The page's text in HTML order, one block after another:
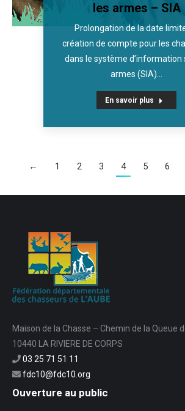
les armes – SIA
Prolongation de la date
création de compte pour les
dans le système d’information
armes (SIA)…
En savoir plus
← 1 2 3 4 5 6
Maison de la Chasse – Chemin de la Queue
10440 LA RIVIERE DE CORPS
03 25 71 51 11
fdc10@fdc10.org
Ouverture au public